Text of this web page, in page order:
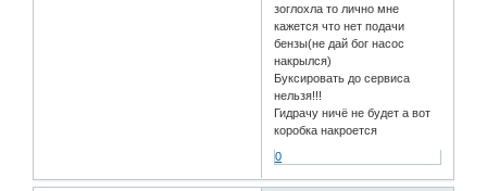
зоглохла то лично мне
кажется что нет подачи
бензы(не дай бог насос
накрылся)
Буксировать до сервиса
нельзя!!!
Гидрачу ничё не будет а вот
коробка накроется
0